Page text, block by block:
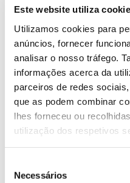
Este website utiliza
Utilizamos cookies para
anúncios, fornecer
analisar o nosso tráfego.
informações acerca da
parceiros de redes
que as podem combinar
lhes forneceu ou
utilização dos respetivos
Necessários
concorrer, desde que as
novembro de 2026.
Saiba mais
13.07.2026
Genoma do priolo e de